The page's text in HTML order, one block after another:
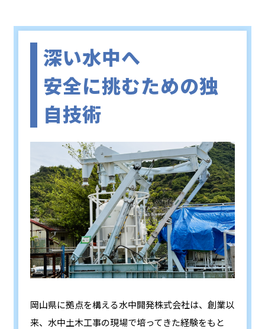
深い水中へ
安全に挑むための独
自技術
岡山県に拠点を構える水中開発株式会社は、創業以
来、水中土木工事の現場で培ってきた経験をもと